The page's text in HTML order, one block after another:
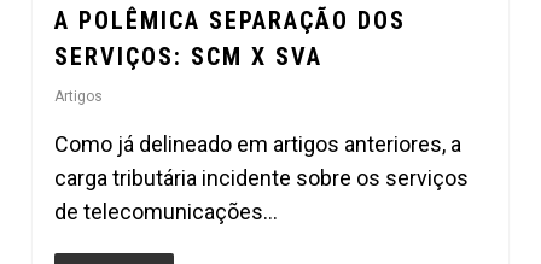
A POLÊMICA SEPARAÇÃO DOS
SERVIÇOS: SCM X SVA
Artigos
Como já delineado em artigos anteriores, a
carga tributária incidente sobre os serviços
de telecomunicações…
0